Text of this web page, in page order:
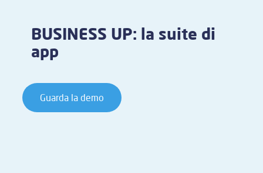
BUSINESS UP: la suite di
app
Guarda la demo